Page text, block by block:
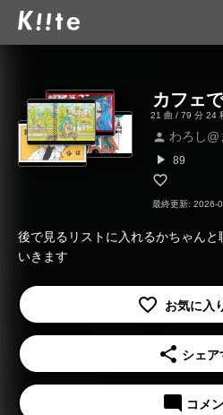
カフェ
21 曲 / 79 分 24
person わろし@
play_arrow 89
最終更新: 2026-
後で見るリストに入れるかちゃん
いきます
share シェア
mode_comment コメ